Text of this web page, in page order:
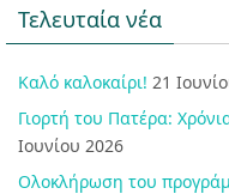
Τελευταία νέα
Καλό καλοκαίρι! 21
Γιορτή του Πατέρα:
Ιουνίου 2026
Ολοκλήρωση του